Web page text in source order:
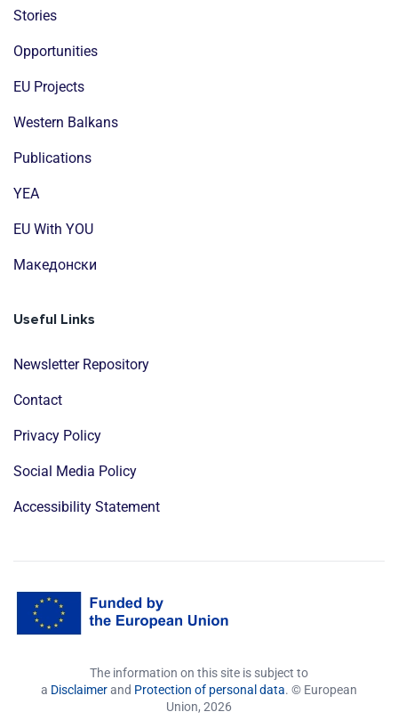
Stories
Opportunities
EU Projects
Western Balkans
Publications
YEA
EU With YOU
Mакедонски
Useful Links
Newsletter Repository
Contact
Privacy Policy
Social Media Policy
Accessibility Statement
The information on this site is subject to
a Disclaimerand Protection of personal data. © European
Union, 2026